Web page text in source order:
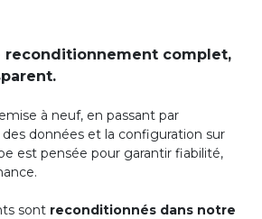
reconditionnement complet,
à neuf, en passant par
données et la configuration sur
est pensée pour garantir fiabilité,
sont reconditionnés dans notre